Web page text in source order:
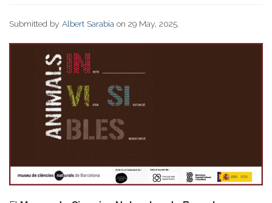
Submitted by Albert Sarabia on 29 May, 2025.